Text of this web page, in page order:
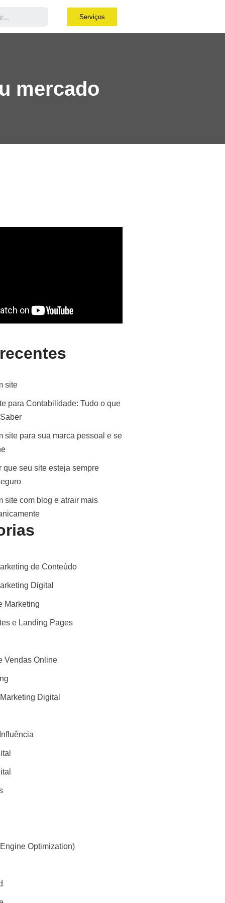
Serviços
mercado
site
para Contabilidade: Tudo o que
site para sua marca pessoal e se
que seu site esteja sempre
site com blog e atrair mais
de Conteúdo
Digital
Marketing
e Landing Pages
Vendas Online
Digital
Optimization)